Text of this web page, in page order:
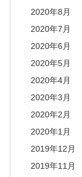
2020年8月
2020年7月
2020年6月
2020年5月
2020年4月
2020年3月
2020年2月
2020年1月
2019年12月
2019年11月